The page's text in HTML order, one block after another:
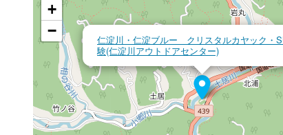
仁淀川・仁淀ブルー クリスタルカヤック・
験(仁淀川アウトドアセンター)
+
−